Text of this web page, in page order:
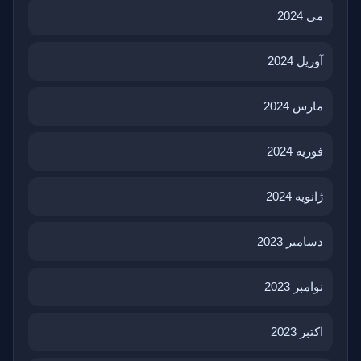
می 2024
آوریل 2024
مارس 2024
فوریه 2024
ژانویه 2024
دسامبر 2023
نوامبر 2023
اکتبر 2023